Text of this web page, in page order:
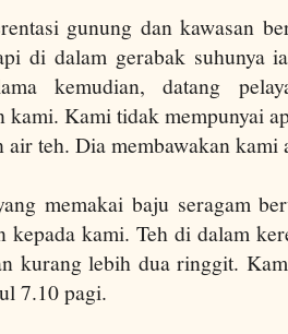
gunung dan kawasan
di dalam gerabak suhunya
kemudian, datang
kami. Kami tidak mempunyai
air teh. Dia membawakan
memakai baju seragam
kepada kami. Teh di dalam
kurang lebih dua ringgit.
7.10 pagi.